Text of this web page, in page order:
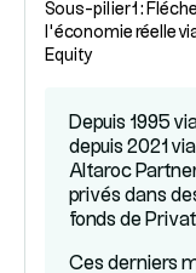
Sous-pilier 1 :
l’économie réelle
Equity
Depuis 1995
depuis 2021
Altaroc
privés dans
fonds de
Ces derniers